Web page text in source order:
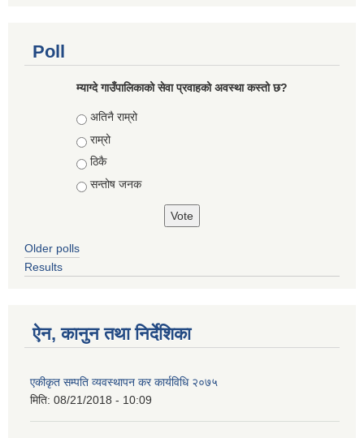
Poll
म्याग्दे गाउँपालिकाको सेवा प्रवाहको अवस्था कस्तो छ?
Choices
अतिनै राम्रो
राम्रो
ठिकै
सन्तोष जनक
Older polls
Results
ऐन, कानुन तथा निर्देशिका
एकीकृत सम्पति व्यवस्थापन कर कार्यविधि २०७५
मिति: 08/21/2018 - 10:09